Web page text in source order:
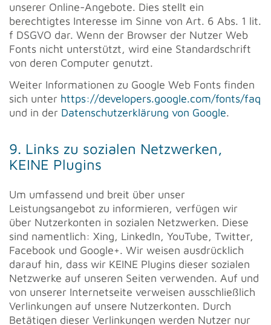
unserer Online-Angebote. Dies stellt ein
berechtigtes Interesse im Sinne von Art. 6 Abs. 1 lit.
f DSGVO dar. Wenn der Browser der Nutzer Web
Fonts nicht unterstützt, wird eine Standardschrift
von deren Computer genutzt.
Weiter Informationen zu Google Web Fonts finden
sich unter https://developers.google.com/fonts/faq
und in der Datenschutzerklärung von Google.
9. Links zu sozialen Netzwerken,
KEINE Plugins
Um umfassend und breit über unser
Leistungsangebot zu informieren, verfügen wir
über Nutzerkonten in sozialen Netzwerken. Diese
sind namentlich: Xing, LinkedIn, YouTube, Twitter,
Facebook und Google+. Wir weisen ausdrücklich
darauf hin, dass wir KEINE Plugins dieser sozialen
Netzwerke auf unseren Seiten verwenden. Auf und
von unserer Internetseite verweisen ausschließlich
Verlinkungen auf unsere Nutzerkonten. Durch
Betätigen dieser Verlinkungen werden Nutzer nur